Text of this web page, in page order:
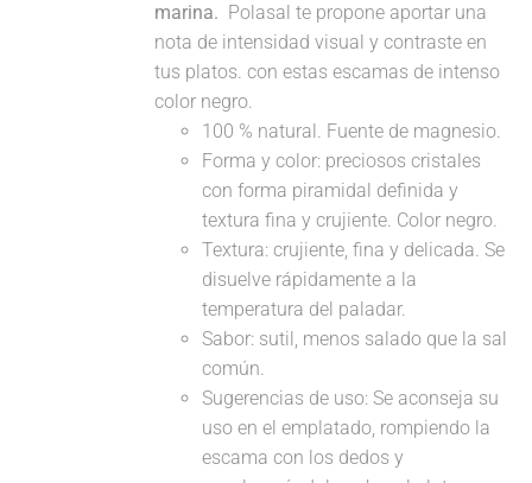
marina. Polasal te propone aportar una
nota de intensidad visual y contraste en
tus platos. con estas escamas de intenso
color negro.
100 % natural. Fuente de magnesio.
Forma y color: preciosos cristales
con forma piramidal definida y
textura fina y crujiente. Color negro.
Textura: crujiente, fina y delicada. Se
disuelve rápidamente a la
temperatura del paladar.
Sabor: sutil, menos salado que la sal
común.
Sugerencias de uso: Se aconseja su
uso en el emplatado, rompiendo la
escama con los dedos y